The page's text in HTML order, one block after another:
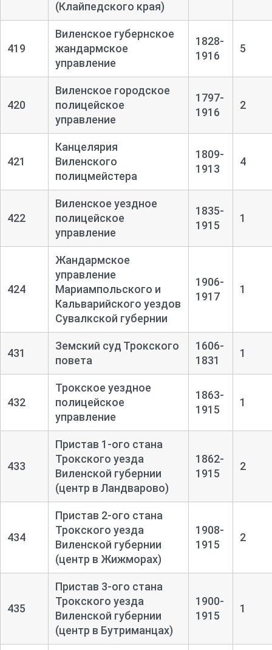
(Клайпедского края)
419
Виленское губернское
жандармское
управление
1828-
1916
5
420
Виленское городское
полицейское
управление
1797-
1916
2
421
Канцелярия
Виленского
полицмейстера
1809-
1913
4
422
Виленское уездное
полицейское
управление
1835-
1915
1
424
Жандармское
управление
Мариампольского и
Кальварийского уездов
Сувалкской губернии
1906-
1917
1
431
Земский суд Трокского
повета
1606-
1831
1
432
Трокское уездное
полицейское
управление
1863-
1915
1
433
Пристав 1-ого стана
Трокского уезда
Виленской губернии
(центр в Ландварово)
1862-
1915
2
434
Пристав 2-ого стана
Трокского уезда
Виленской губернии
(центр в Жижморах)
1908-
1915
2
435
Пристав 3-ого стана
Трокского уезда
Виленской губернии
(центр в Бутриманцах)
1900-
1915
1